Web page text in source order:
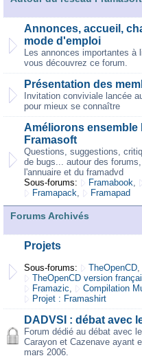
Annonces, accueil,
mode d'emploi
Les annonces importantes à
vous découvrez ce forum.
Présentation des
Invitation conviviale lancée
pour mieux se connaître
Améliorons ensemble
Framasoft
Questions, suggestions,
de bugs... autour des
l'annuaire et du framadvd
Sous-forums:
Framabook,
Framapack, Framapad
Forums Archivés
Projets
Sous-forums: TheOpenCD,
TheOpenCD version
Framazic, Compilation
Projet : Framashirt
DADVSI : débat avec
Forum dédié au débat avec
Carayon et Cazenave ayant
mars 2006.